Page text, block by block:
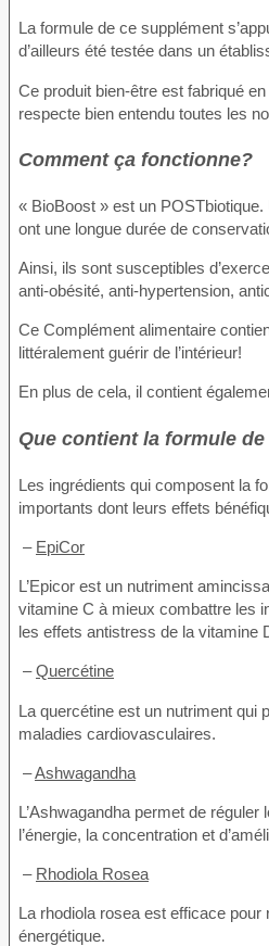
La formule de ce supplément
d’ailleurs été testée dans un
Ce produit bien-être est fabriqué
respecte bien entendu toutes les
Comment ça fonctionne?
« BioBoost » est un
ont une longue durée de
Ainsi, ils sont susceptibles
anti-obésité, anti-hypertension,
Ce Complément alimentaire
littéralement guérir de l’intérieur!
En plus de cela, il contient
Que contient la formule
Les ingrédients qui composent la
importants dont leurs effets
– EpiCor
L’Epicor est un nutriment
vitamine C à mieux combattre les
les effets antistress de la vitamine
–Quercétine
La quercétine est un nutriment qui
maladies cardiovasculaires.
–Ashwagandha
L’Ashwagandha permet de
l’énergie, la concentration et
– Rhodiola Rosea
La rhodiola rosea est efficace
énergétique.